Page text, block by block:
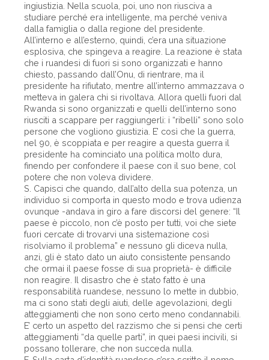
ingiustizia. Nella scuola, poi, uno non riusciva a
studiare perché era intelligente, ma perché veniva
dalla famiglia o dalla regione del presidente.
All’interno e all’esterno, quindi, c’era una situazione
esplosiva, che spingeva a reagire. La reazione è stata
che i ruandesi di fuori si sono organizzati e hanno
chiesto, passando dall’Onu, di rientrare, ma il
presidente ha rifiutato, mentre all’interno ammazzava o
metteva in galera chi si rivoltava. Allora quelli fuori dal
Rwanda si sono organizzati e quelli dell’interno sono
riusciti a scappare per raggiungerli: i “ribelli” sono solo
persone che vogliono giustizia. E’ così che la guerra,
nel 90, è scoppiata e per reagire a questa guerra il
presidente ha cominciato una politica molto dura,
finendo per confondere il paese con il suo bene, col
potere che non voleva dividere.
S. Capisci che quando, dall’alto della sua potenza, un
individuo si comporta in questo modo e trova udienza
ovunque -andava in giro a fare discorsi del genere: “Il
paese è piccolo, non c’è posto per tutti, voi che siete
fuori cercate di trovarvi una sistemazione così
risolviamo il problema” e nessuno gli diceva nulla,
anzi, gli è stato dato un aiuto consistente pensando
che ormai il paese fosse di sua proprietà- è difficile
non reagire. Il disastro che è stato fatto è una
responsabilità ruandese, nessuno lo mette in dubbio,
ma ci sono stati degli aiuti, delle agevolazioni, degli
atteggiamenti che non sono certo meno condannabili.
E’ certo un aspetto del razzismo che si pensi che certi
atteggiamenti “da quelle parti”, in quei paesi incivili, si
possano tollerare, che non succeda nulla.